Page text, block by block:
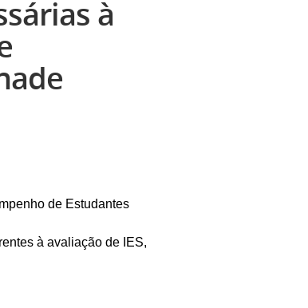
à
de Estudantes
à avaliação de IES,